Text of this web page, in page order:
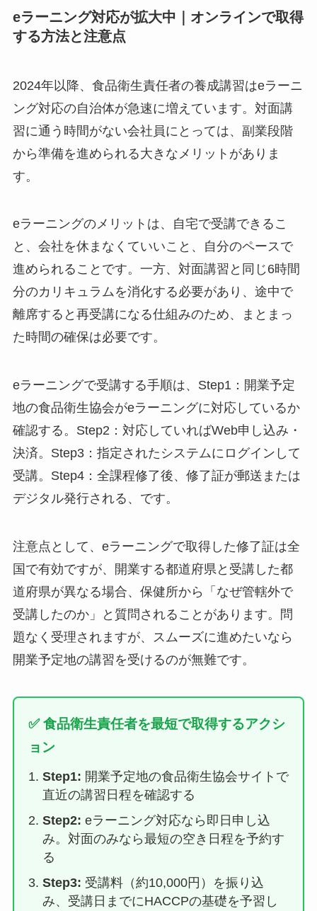
eラーニング対応が拡大中｜オンラインで取得
する方法と注意点
2024年以降、食品衛生責任者の養成講習はeラーニ
ング対応の自治体が急速に増えています。対面講
習に通う時間がない会社員にとっては、副業段階
から準備を進められる大きなメリットがありま
す。
eラーニングのメリットは、自宅で受講できるこ
と、会社を休まなくていいこと、自分のペースで
進められることです。一方、対面講習と同じ6時間
分のカリキュラムを消化する必要があり、途中で
離席すると再受講になる仕組みのため、まとまっ
た時間の確保は必要です。
eラーニングで受講する手順は、Step1：開業予定
地の食品衛生協会がeラーニングに対応しているか
確認する。Step2：対応していればWeb申し込み・
決済。Step3：指定されたシステムにログインして
受講。Step4：全課程修了後、修了証が郵送または
デジタル発行される、です。
注意点として、eラーニングで取得した修了証は全
国で有効ですが、開業する都道府県と受講した都
道府県が異なる場合、保健所から「なぜ管轄外で
受講したのか」と質問されることがあります。問
題なく受理されますが、スムーズに進めたいなら
開業予定地の講習を受けるのが無難です。
✅ 食品衛生責任者を最短で取得するアクシ
ョン
Step1: 開業予定地の食品衛生協会サイトで
直近の講習日程を確認する
Step2: eラーニング対応なら即日申し込
み。対面のみなら最短の空き日程を予約す
る
Step3: 受講料（約10,000円）を振り込
み、受講日までにHACCPの基礎を予習し